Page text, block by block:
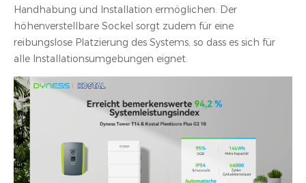
Handhabung und Installation ermöglichen. Der
höhenverstellbare Sockel sorgt zudem für eine
reibungslose Platzierung des Systems, so dass es sich für
alle Installationsumgebungen eignet.